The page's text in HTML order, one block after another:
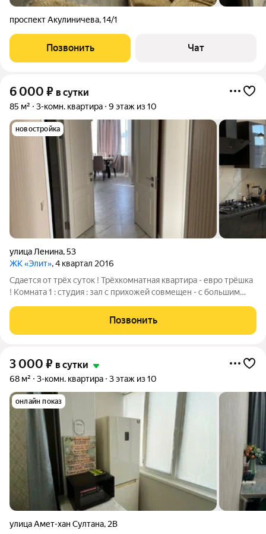
проспект Акулиничева,14/1
Позвонить Чат
6 000 ₽ в сутки
85 м² 3-комн. квартира 9 этаж из 10
новостройка
улица Ленина,53
ЖК «Элит», 4 квартал 2016
Сдается от трёх суток ! Трёхкомнатная квартира - евро трёшка
! Комната 1 : студия : зал с прихожей совмещен - с большим
кроватью , Комната 3 : с небольшим диваном ) ЖК Элит , На
центральной
Позвонить
3 000 ₽ в сутки
68 м² 3-комн. квартира 3 этаж из 10
онлайн показ
улица Амет-хан Султана, 2В